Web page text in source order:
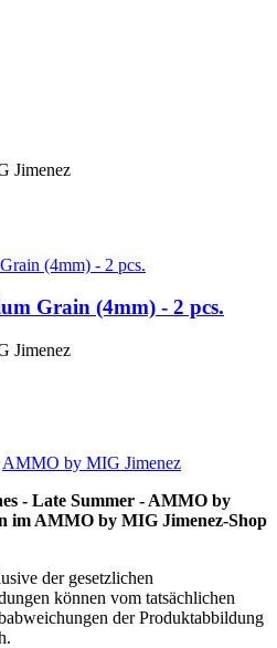
Jimenez
Grain (4mm) - 2 pcs.
Jimenez
AMMO by MIG Jimenez
- Late Summer - AMMO by
im AMMO by MIG Jimenez-Shop
der gesetzlichen
können vom tatsächlichen
der Produktabbildung